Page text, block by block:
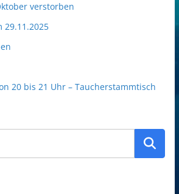
verstorben
29.11.2025
20 bis 21 Uhr – Taucherstammtisch